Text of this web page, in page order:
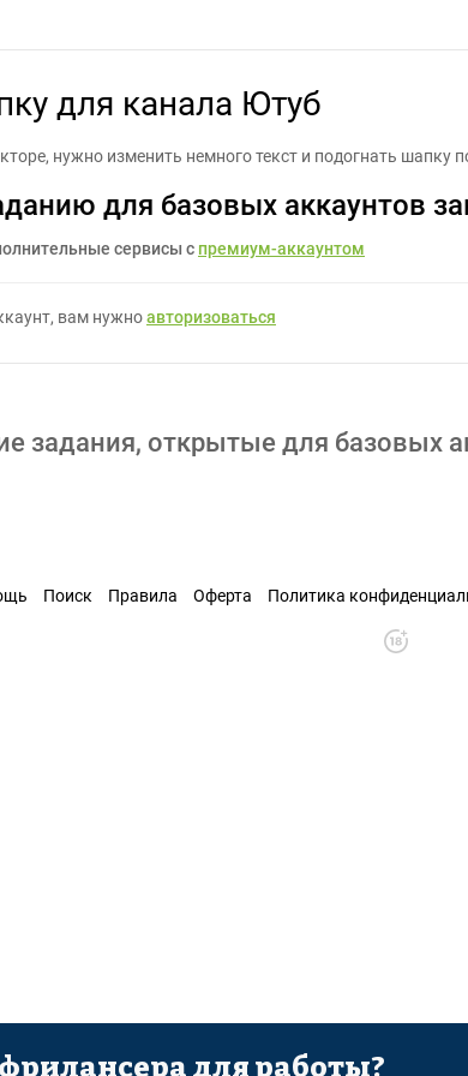
для канала Ютуб
нужно изменить немного текст и подогнать шапку
для базовых аккаунтов
сервисы с премиум-аккаунтом
вам нужноавторизоваться
задания, открытые для базовых
Поиск Правила Оферта Политика
для работы?